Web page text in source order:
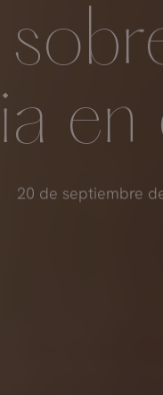
en
20 de septiembre